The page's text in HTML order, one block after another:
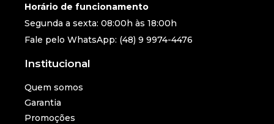
Horário de funcionamento
Segunda a sexta: 08:00h às 18:00h
Fale pelo WhatsApp: (48) 9 9974-4476
Institucional
Quem somos
Garantia
Promoções